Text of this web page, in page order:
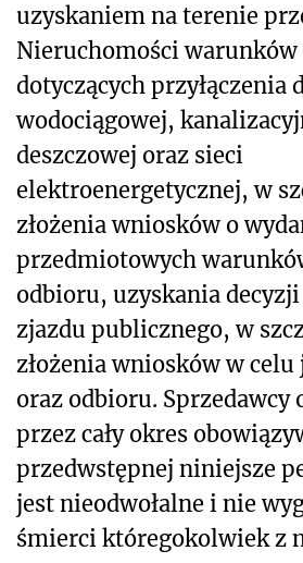
uzyskaniem na terenie
Nieruchomości
dotyczących przyłączenia
wodociągowej,
deszczowej oraz sieci
elektroenergetycznej, w
złożenia wniosków o
przedmiotowych
odbioru, uzyskania
zjazdu publicznego, w
złożenia wniosków w celu
oraz odbioru. Sprzedawcy
przez cały okres
przedwstępnej niniejsze
jest nieodwołalne i nie
śmierci któregokolwiek z